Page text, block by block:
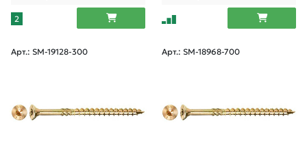
2
Арт.: SM-19128-300 Арт.: SM-18968-700